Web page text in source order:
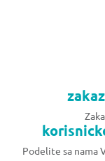
Podelite sa nama